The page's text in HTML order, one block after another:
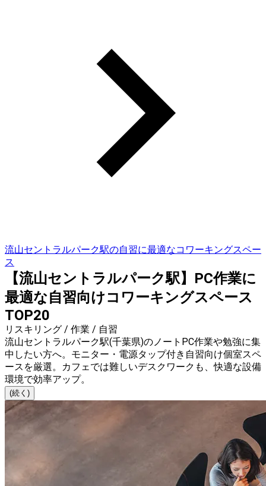
流山セントラルパーク駅の自習に最適なコワーキングスペー
ス
【流山セントラルパーク駅】PC作業に
最適な自習向けコワーキングスペース
TOP20
リスキリング / 作業 / 自習
流山セントラルパーク駅(千葉県)のノートPC作業や勉強に集
中したい方へ。モニター・電源タップ付き自習向け個室スペ
ースを厳選。カフェでは難しいデスクワークも、快適な設備
環境で効率アップ。
(続く)